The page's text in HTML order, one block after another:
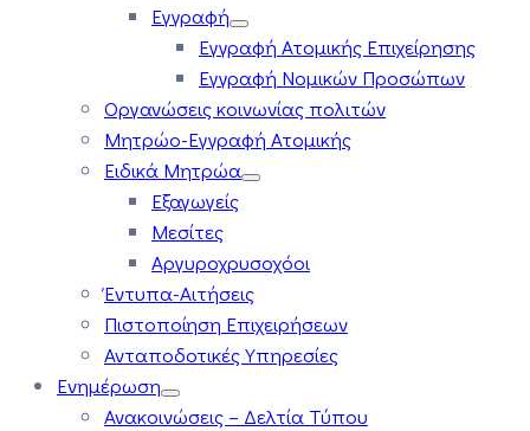
Εγγραφή
Εγγραφή Ατομικής Επιχείρησης
Εγγραφή Νομικών Προσώπων
Οργανώσεις κοινωνίας πολιτών
Μητρώο-Εγγραφή Ατομικής
Ειδικά Μητρώα
Εξαγωγείς
Μεσίτες
Αργυροχρυσοχόοι
Έντυπα-Αιτήσεις
Πιστοποίηση Επιχειρήσεων
Ανταποδοτικές Υπηρεσίες
Ενημέρωση
Ανακοινώσεις – Δελτία Τύπου